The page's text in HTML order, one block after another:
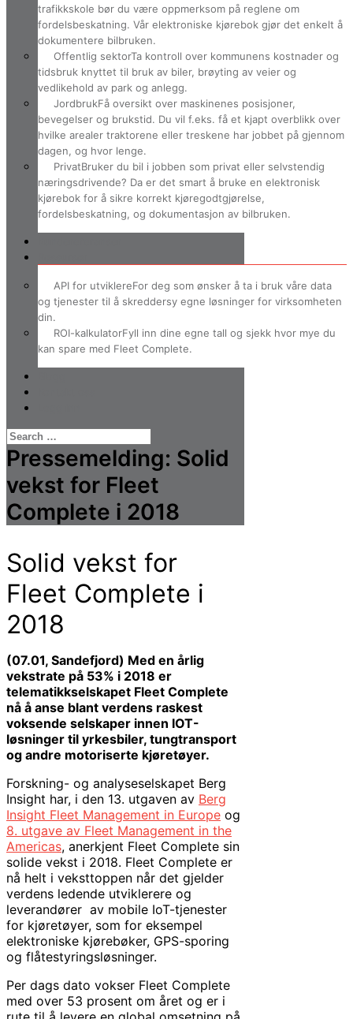
trafikkskole bør du være oppmerksom på reglene om
fordelsbeskatning. Vår elektroniske kjørebok gjør det enkelt å
dokumentere bilbruken.
Offentlig sektorTa kontroll over kommunens kostnader og
tidsbruk knyttet til bruk av biler, brøyting av veier og
vedlikehold av park og anlegg.
JordbrukFå oversikt over maskinenes posisjoner,
bevegelser og brukstid. Du vil f.eks. få et kjapt overblikk over
hvilke arealer traktorene eller treskene har jobbet på gjennom
dagen, og hvor lenge.
PrivatBruker du bil i jobben som privat eller selvstendig
næringsdrivende? Da er det smart å bruke en elektronisk
kjørebok for å sikre korrekt kjøregodtgjørelse,
fordelsbeskatning, og dokumentasjon av bilbruken.
API for utviklereFor deg som ønsker å ta i bruk våre data
og tjenester til å skreddersy egne løsninger for virksomheten
din.
ROI-kalkulatorFyll inn dine egne tall og sjekk hvor mye du
kan spare med Fleet Complete.
Pressemelding: Solid
vekst for Fleet
Complete i 2018
Solid vekst for
Fleet Complete i
2018
(07.01, Sandefjord) Med en årlig
vekstrate på 53% i 2018 er
telematikkselskapet Fleet Complete
nå å anse blant verdens raskest
voksende selskaper innen IOT-
løsninger til yrkesbiler, tungtransport
og andre motoriserte kjøretøyer.
Forskning- og analyseselskapet Berg
Insight har, i den 13. utgaven av Berg
Insight Fleet Management in Europe og
8. utgave av Fleet Management in the
Americas, anerkjent Fleet Complete sin
solide vekst i 2018. Fleet Complete er
nå helt i veksttoppen når det gjelder
verdens ledende utviklerere og
leverandører av mobile IoT-tjenester
for kjøretøyer, som for eksempel
elektroniske kjørebøker, GPS-sporing
og flåtestyringsløsninger.
Per dags dato vokser Fleet Complete
med over 53 prosent om året og er i